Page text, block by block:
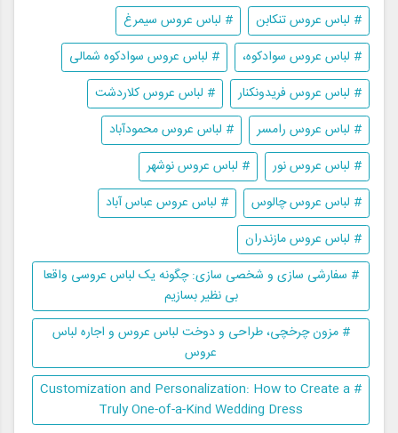
# لباس عروس تنکابن
# لباس عروس سیمرغ
# لباس عروس سوادکوه،
# لباس عروس سوادکوه شمالی
# لباس عروس فریدونکنار
# لباس عروس کلاردشت
# لباس عروس رامسر
# لباس عروس محمودآباد
# لباس عروس نور
# لباس عروس نوشهر
# لباس عروس چالوس
# لباس عروس عباس آباد
# لباس عروس مازندران
# سفارشی سازی و شخصی سازی: چگونه یک لباس عروسی واقعا
بی نظیر بسازیم
# مزون چرخچی، طراحی و دوخت لباس عروس و اجاره لباس
عروس
# Customization and Personalization: How to Create a
Truly One-of-a-Kind Wedding Dress